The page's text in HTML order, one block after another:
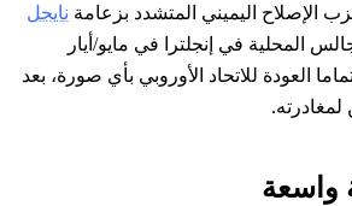
الإصلاح اليميني المتشدد بزعامة نايجل
المحلية في إنجلترا في مايو/أيار
العودة للاتحاد الأوروبي بأي صورة، بعد
لمغادرته.
واسعة